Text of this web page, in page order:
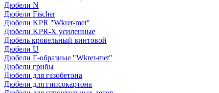
Дюбели N
Дюбели Fischer
Дюбели KPR "Wkret-met"
Дюбели KPR-Х усиленные
Дюбель кровельный винтовой
Дюбели U
Дюбели Г-образные "Wkret-met"
Дюбели грибы
Дюбели для газобетона
Дюбели для гипсокартона